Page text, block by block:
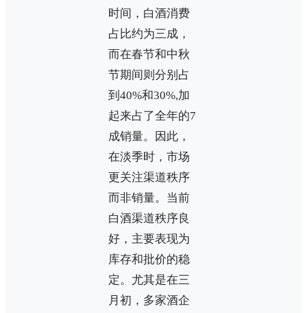
时间，白酒消费
占比约为三成，
而在春节和中秋
节期间则分别占
到40%和30%,加
起来占了全年的7
成销量。因此，
在淡季时，市场
更关注渠道秩序
而非销量。当前
白酒渠道秩序良
好，主要表现为
库存和批价的稳
定。尤其是在三
月初，多家酒企